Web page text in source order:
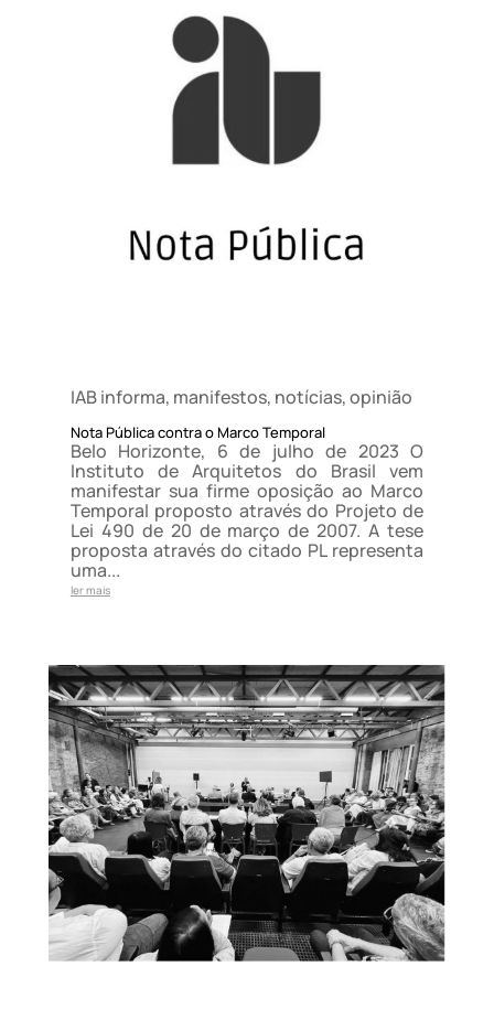
Nota Pública contra o Marco Temporal
IAB informa, manifestos, notícias,opinião
Belo Horizonte, 6 de julho de 2023 O
Instituto de Arquitetos do Brasil vem
manifestar sua firme oposição ao Marco
Temporal proposto através do Projeto de
Lei 490 de 20 de março de 2007. A tese
proposta através do citado PL representa
uma...
ler mais